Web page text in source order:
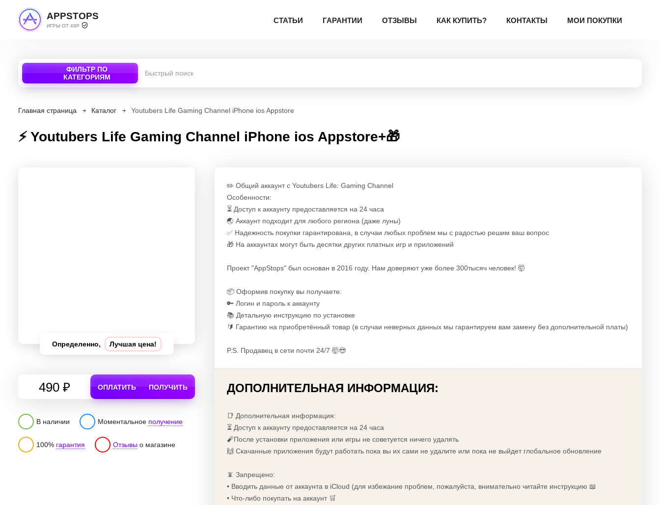
APPSTOPS
ИГРЫ ОТ 49Р
СТАТЬИ ГАРАНТИИ ОТЗЫВЫ КАК КУПИТЬ? КОНТАКТЫ МОИ ПОКУПКИ
ФИЛЬТР ПО
КАТЕГОРИЯМ
Главная страница Каталог Youtubers Life Gaming Channel iPhone ios Appstore
⚡️ Youtubers Life Gaming Channel iPhone ios Appstore+🎁
Определенно, Лучшая цена!
490 ₽ ОПЛАТИТЬ ПОЛУЧИТЬ
В наличии Моментальное получение
100% гарантия Отзывы о магазине
✏️ Общий аккаунт с Youtubers Life: Gaming Channe‪l
Особенности:
⏳ Доступ к аккаунту предоставляется на 24 часа
🌏 Аккаунт подходит для любого региона (даже луны)
✅ Надежность покупки гарантирована, в случаи любых проблем мы с радостью решим ваш вопрос
🎁 На аккаунтах могут быть десятки других платных игр и приложений
Проект "AppStops" был основан в 2016 году. Нам доверяют уже более 300тысяч человек! 🤯
📦 Оформив покупку вы получаете:
🔑 Логин и пароль к аккаунту
📚 Детальную инструкцию по установке
🔰 Гарантию на приобретённый товар (в случаи неверных данных мы гарантируем вам замену без дополнительной платы)
P.S. Продавец в сети почти 24/7 🤯😎
ДОПОЛНИТЕЛЬНАЯ ИНФОРМАЦИЯ:
📑 Дополнительная информация:
⏳ Доступ к аккаунту предоставляется на 24 часа
🧨После установки приложения или игры не советуется ничего удалять
🙌 Скачанные приложения будут работать пока вы их сами не удалите или пока не выйдет глобальное обновление
📵 Запрещено:
• Вводить данные от аккаунта в iCloud (для избежание проблем, пожалуйста, внимательно читайте инструкцию 📖
• Что-либо покупать на аккаунт 🛒